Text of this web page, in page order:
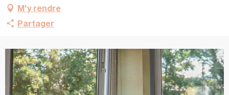
M'y rendre
Partager